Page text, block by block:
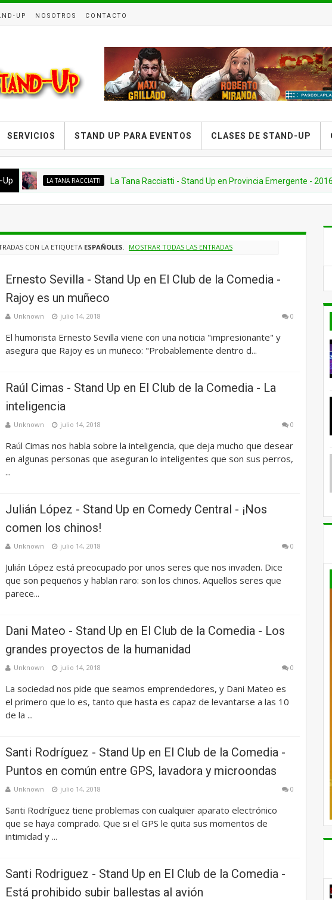
UP NOSOTROS CONTACTO
SERVICIOS STAND UP PARA EVENTOS CLASES DE STAND-UP
LA TANA RACCIATTI La Tana Racciatti - Stand Up en Provincia Emergente - 2016
CON LA ETIQUETA ESPAÑOLES. MOSTRAR TODAS LAS ENTRADAS
Ernesto Sevilla - Stand Up en El Club de la Comedia -
Rajoy es un muñeco
Unknown julio 14, 2018 0
El humorista Ernesto Sevilla viene con una noticia "impresionante" y
asegura que Rajoy es un muñeco: "Probablemente dentro d...
Raúl Cimas - Stand Up en El Club de la Comedia - La
inteligencia
Unknown julio 14, 2018 0
Raúl Cimas nos habla sobre la inteligencia, que deja mucho que desear
en algunas personas que aseguran lo inteligentes que son sus perros,
...
Julián López - Stand Up en Comedy Central - ¡Nos
comen los chinos!
Unknown julio 14, 2018 0
Julián López está preocupado por unos seres que nos invaden. Dice
que son pequeños y hablan raro: son los chinos. Aquellos seres que
parece...
Dani Mateo - Stand Up en El Club de la Comedia - Los
grandes proyectos de la humanidad
Unknown julio 14, 2018 0
La sociedad nos pide que seamos emprendedores, y Dani Mateo es
el primero que lo es, tanto que hasta es capaz de levantarse a las 10
de la ...
Santi Rodríguez - Stand Up en El Club de la Comedia -
Puntos en común entre GPS, lavadora y microondas
Unknown julio 14, 2018 0
Santi Rodríguez tiene problemas con cualquier aparato electrónico
que se haya comprado. Que si el GPS le quita sus momentos de
intimidad y ...
Santi Rodriguez - Stand Up en El Club de la Comedia -
Está prohibido subir ballestas al avión